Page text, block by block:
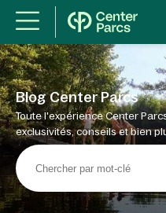
Blog Center Parcs
Toute l'expérience Center
exclusivités, conseils et bien